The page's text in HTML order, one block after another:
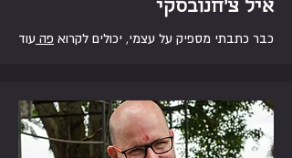
איל צ'חנובסקי
כבר כתבתי מספיק על עצמי, יכולים לקרוא פה עוד